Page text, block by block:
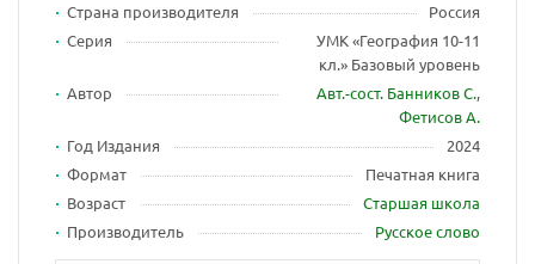
Страна производителя
Россия
Серия
УМК «География 10-11
кл.» Базовый уровень
Автор
Авт.-сост. Банников С.,
Фетисов А.
Год Издания
2024
Формат
Печатная книга
Возраст
Старшая школа
Производитель
Русское слово